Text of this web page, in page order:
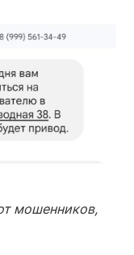
мошенников,